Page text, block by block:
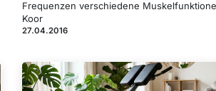
Frequenzen verschiedene
Koor
27.04.2016